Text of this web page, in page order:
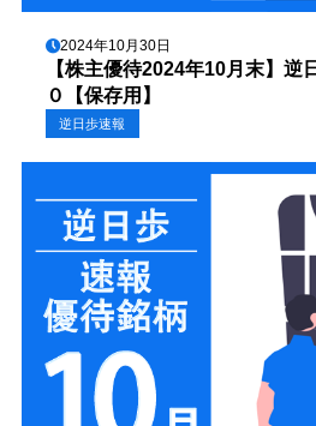
2024年10月30日
【株主優待2024年10月末】逆
０【保存用】
逆日歩速報